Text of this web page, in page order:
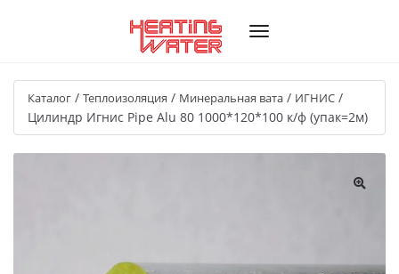
Каталог / Теплоизоляция / Минеральная вата / ИГНИС /
Цилиндр Игнис Pipe Alu 80 1000*120*100 к/ф (упак=2м)